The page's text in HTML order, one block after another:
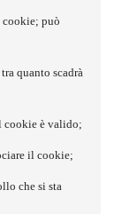
cookie; può
quanto scadrà
cookie è valido;
il cookie;
che si sta